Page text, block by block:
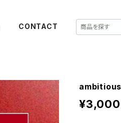
CONTACT
ambitious
¥3,000